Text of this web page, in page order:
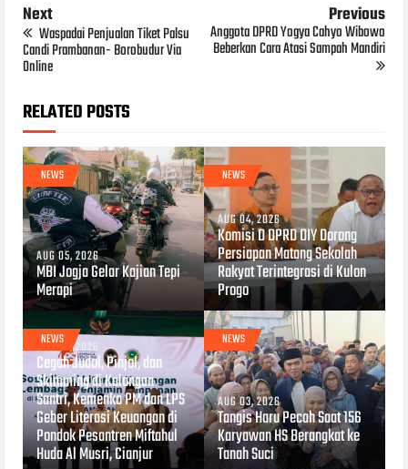
Next
Waspadai Penjualan Tiket Palsu
Candi Prambanan- Borobudur Via
Online
Previous
Anggota DPRD Yogya Cahyo Wibowo
Beberkan Cara Atasi Sampah Mandiri
RELATED POSTS
NEWS
AUG 05, 2026
MBI Jogja Gelar Kajian Tepi
Merapi
NEWS
AUG 04, 2026
Komisi D DPRD DIY Dorong
Persiapan Matang Sekolah
Rakyat Terintegrasi di Kulon
Progo
NEWS
AUG 04, 2026
Cegah Judol, Pinjol, dan
Skimming di Kalangan
Santri, Kemenko PM dan LPS
Geber Literasi Keuangan di
Pondok Pesantren Miftahul
Huda Al Musri, Cianjur
NEWS
AUG 03, 2026
Tangis Haru Pecah Saat 156
Karyawan HS Berangkat ke
Tanah Suci